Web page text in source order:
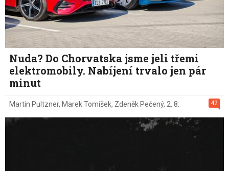
Nuda? Do Chorvatska jsme jeli třemi
elektromobily. Nabíjení trvalo jen pár
minut
42
Martin Pultzner, Marek Tomíšek, Zdeněk Pečený, 2. 8.